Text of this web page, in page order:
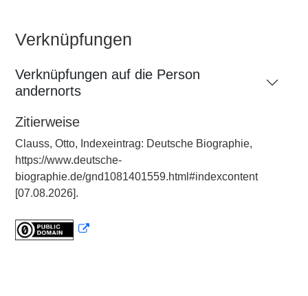
Verknüpfungen
Verknüpfungen auf die Person
andernorts
Zitierweise
Clauss, Otto, Indexeintrag: Deutsche Biographie,
https://www.deutsche-
biographie.de/gnd1081401559.html#indexcontent
[07.08.2026].